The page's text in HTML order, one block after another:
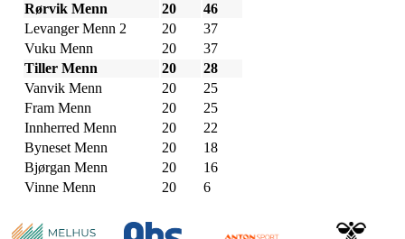
Rørvik Menn
20
46
Levanger Menn 2
20
37
Vuku Menn
20
37
Tiller Menn
20
28
Vanvik Menn
20
25
Fram Menn
20
25
Innherred Menn
20
22
Byneset Menn
20
18
Bjørgan Menn
20
16
Vinne Menn
20 6